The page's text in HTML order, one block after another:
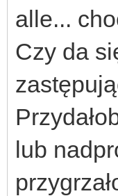
alle...
Czy da
lub